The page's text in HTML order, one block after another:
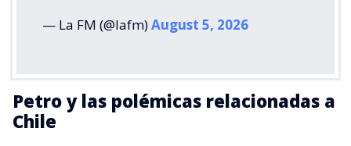
— La FM (@lafm)August 5, 2026
Petro y las polémicas relacionadas a
Chile